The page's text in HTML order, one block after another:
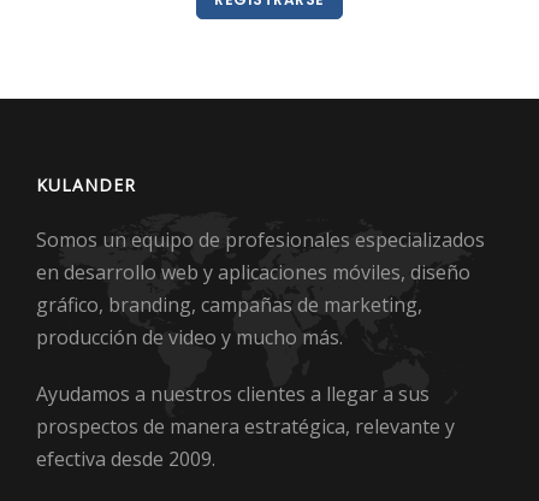
KULANDER
Somos un equipo de profesionales especializados
en desarrollo web y aplicaciones móviles, diseño
gráfico, branding, campañas de marketing,
producción de video y mucho más.
Ayudamos a nuestros clientes a llegar a sus
prospectos de manera estratégica, relevante y
efectiva desde 2009.